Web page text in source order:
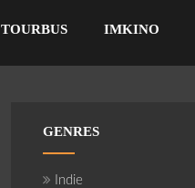
TOURBUS IMKINO
GENRES
Indie